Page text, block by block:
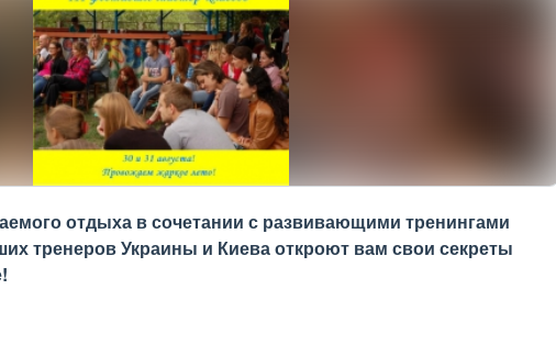
отдыха в сочетании с развивающими тренингами
тренеров Украины и Киева откроют вам свои секреты